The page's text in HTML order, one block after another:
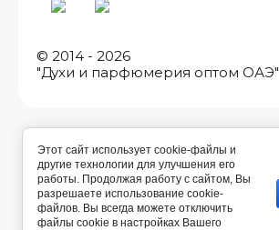
© 2014 - 2026
"Духи и парфюмерия оптом ОАЭ"
Этот сайт использует cookie-файлы и
другие технологии для улучшения его
работы. Продолжая работу с сайтом, Вы
разрешаете использование cookie-
файлов. Вы всегда можете отключить
файлы cookie в настройках Вашего